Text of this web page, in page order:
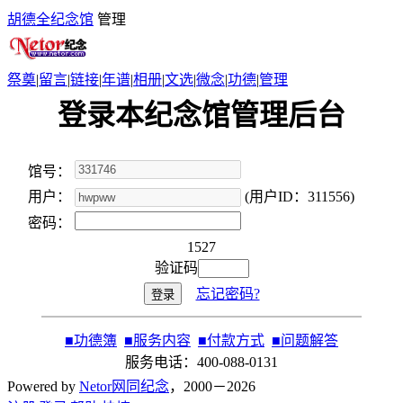
胡德全纪念馆 管理
祭奠|留言|链接|年谱|相册|文选|微念|功德|管理
登录本纪念馆管理后台
馆号：
用户：
(用户ID：311556)
密码：
1527
验证码
忘记密码?
■功德簿 ■服务内容 ■付款方式 ■问题解答
服务电话：400-088-0131
Powered by Netor网同纪念，2000－2026